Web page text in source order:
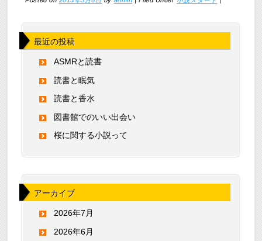
最近の投稿
ASMRと読書
読書と眠気
読書と香水
図書館でのいい出会い
桜に関する小説って
アーカイブ
2026年7月
2026年6月